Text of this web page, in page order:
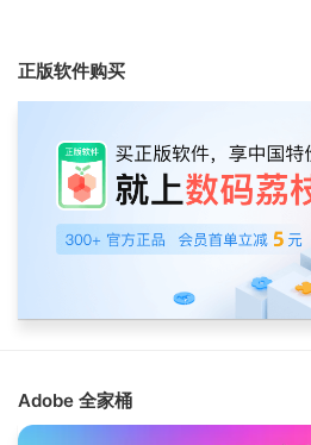
正版软件购买
Adobe 全家桶